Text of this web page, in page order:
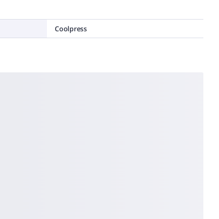
Coolpress